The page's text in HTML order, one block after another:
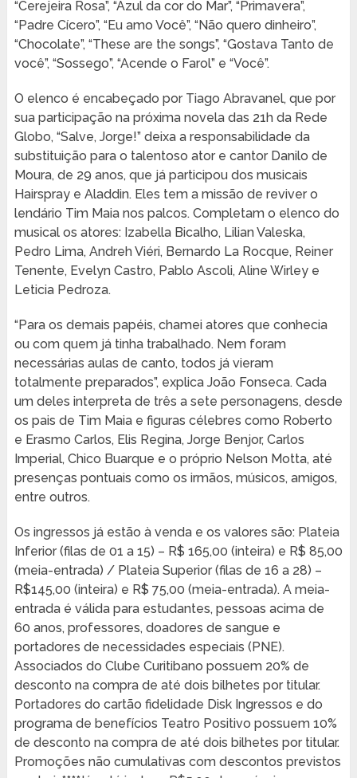
“Cerejeira Rosa”, “Azul da cor do Mar”, “Primavera”,
“Padre Cícero”, “Eu amo Você”, “Não quero dinheiro”,
“Chocolate”, “These are the songs”, “Gostava Tanto de
você”, “Sossego”, “Acende o Farol” e “Você”.
O elenco é encabeçado por Tiago Abravanel, que por
sua participação na próxima novela das 21h da Rede
Globo, “Salve, Jorge!” deixa a responsabilidade da
substituição para o talentoso ator e cantor Danilo de
Moura, de 29 anos, que já participou dos musicais
Hairspray e Aladdin. Eles tem a missão de reviver o
lendário Tim Maia nos palcos. Completam o elenco do
musical os atores: Izabella Bicalho, Lilian Valeska,
Pedro Lima, Andreh Viéri, Bernardo La Rocque, Reiner
Tenente, Evelyn Castro, Pablo Ascoli, Aline Wirley e
Leticia Pedroza.
“Para os demais papéis, chamei atores que conhecia
ou com quem já tinha trabalhado. Nem foram
necessárias aulas de canto, todos já vieram
totalmente preparados”, explica João Fonseca. Cada
um deles interpreta de três a sete personagens, desde
os pais de Tim Maia e figuras célebres como Roberto
e Erasmo Carlos, Elis Regina, Jorge Benjor, Carlos
Imperial, Chico Buarque e o próprio Nelson Motta, até
presenças pontuais como os irmãos, músicos, amigos,
entre outros.
Os ingressos já estão à venda e os valores são: Plateia
Inferior (filas de 01 a 15) – R$ 165,00 (inteira) e R$ 85,00
(meia-entrada) / Plateia Superior (filas de 16 a 28) –
R$145,00 (inteira) e R$ 75,00 (meia-entrada). A meia-
entrada é válida para estudantes, pessoas acima de
60 anos, professores, doadores de sangue e
portadores de necessidades especiais (PNE).
Associados do Clube Curitibano possuem 20% de
desconto na compra de até dois bilhetes por titular.
Portadores do cartão fidelidade Disk Ingressos e do
programa de benefícios Teatro Positivo possuem 10%
de desconto na compra de até dois bilhetes por titular.
Promoções não cumulativas com descontos previstos